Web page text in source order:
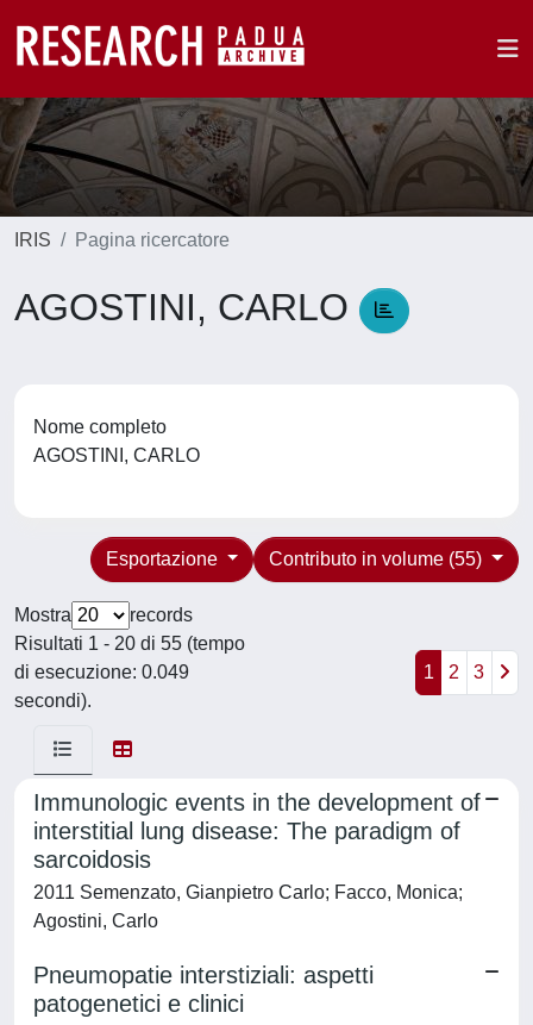
IRIS Pagina ricercatore
AGOSTINI, CARLO
Nome completo
AGOSTINI, CARLO
Contributo in volume (55)
Esportazione
Mostra
records
Risultati 1 - 20 di 55 (tempo
di esecuzione: 0.049
secondi).
1 2 3
Immunologic events in the development of
interstitial lung disease: The paradigm of
sarcoidosis
2011 Semenzato, Gianpietro Carlo; Facco, Monica;
Agostini, Carlo
Pneumopatie interstiziali: aspetti
patogenetici e clinici